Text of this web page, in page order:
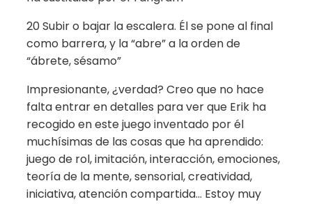
20 Subir o bajar la escalera. Él se pone al final
como barrera, y la “abre” a la orden de
“ábrete, sésamo”
Impresionante, ¿verdad? Creo que no hace
falta entrar en detalles para ver que Erik ha
recogido en este juego inventado por él
muchísimas de las cosas que ha aprendido:
juego de rol, imitación, interacción, emociones,
teoría de la mente, sensorial, creatividad,
iniciativa, atención compartida… Estoy muy